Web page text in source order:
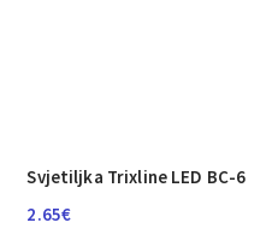
Svjetiljka Trixline LED BC-6
2.65€